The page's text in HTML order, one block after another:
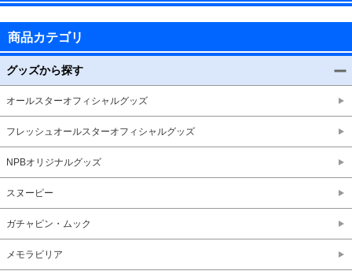
商品カテゴリ
グッズから探す
オールスターオフィシャルグッズ
フレッシュオールスターオフィシャルグッズ
NPBオリジナルグッズ
スヌーピー
ガチャピン・ムック
メモラビリア